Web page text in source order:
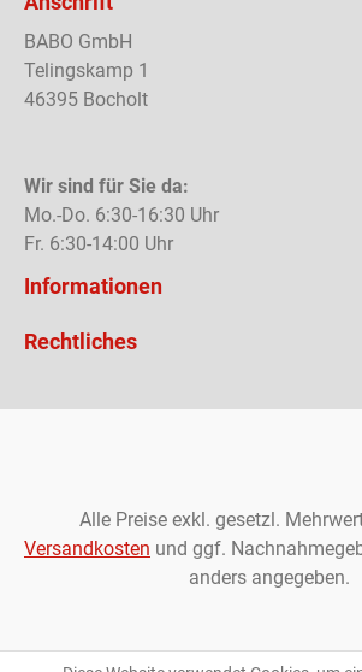
BABO GmbH
Telingskamp 1
46395 Bocholt
Wir sind für Sie da:
Mo.-Do. 6:30-16:30 Uhr
Fr. 6:30-14:00 Uhr
Informationen
Rechtliches
Alle Preise exkl. gesetzl.
Versandkosten und ggf.
anders angegeben.